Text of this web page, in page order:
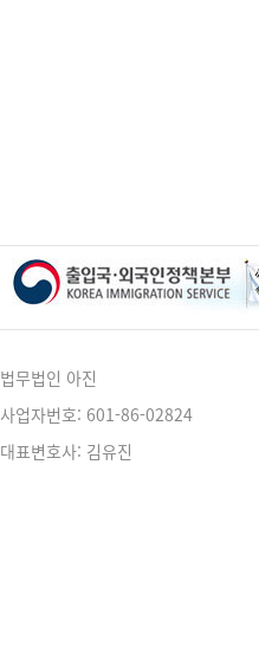
법무법인 아진
사업자번호: 601-86-02824
대표변호사: 김유진